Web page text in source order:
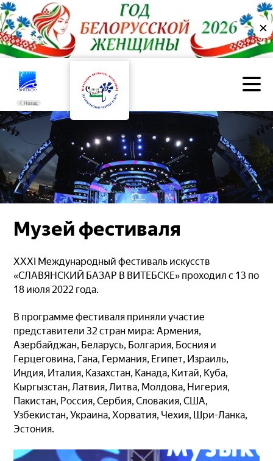
✕
Назад
Музей фестиваля
XXХI Международный фестиваль искусств
«СЛАВЯНСКИЙ БАЗАР В ВИТЕБСКЕ» проходил с 13 по
18 июля 2022 года.
В программе фестиваля приняли участие
представители 32 стран мира: Армения,
Азербайджан, Беларусь, Болгария, Босния и
Герцеговина, Гана, Германия, Египет, Израиль,
Индия, Италия, Казахстан, Канада, Китай, Куба,
Кыргызстан, Латвия, Литва, Молдова, Нигерия,
Пакистан, Россия, Сербия, Словакия, США,
Узбекистан, Украина, Хорватия, Чехия, Шри-Ланка,
Эстония.